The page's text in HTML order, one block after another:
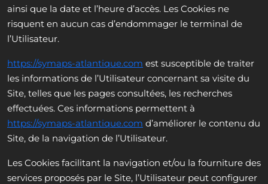
ainsi que la date et l’heure d’accès. Les Cookies ne
risquent en aucun cas d’endommager le terminal de
l’Utilisateur.
https://symaps-atlantique.com est susceptible de traiter
les informations de l’Utilisateur concernant sa visite du
Site, telles que les pages consultées, les recherches
effectuées. Ces informations permettent à
https://symaps-atlantique.com d’améliorer le contenu du
Site, de la navigation de l’Utilisateur.
Les Cookies facilitant la navigation et/ou la fourniture des
services proposés par le Site, l’Utilisateur peut configurer